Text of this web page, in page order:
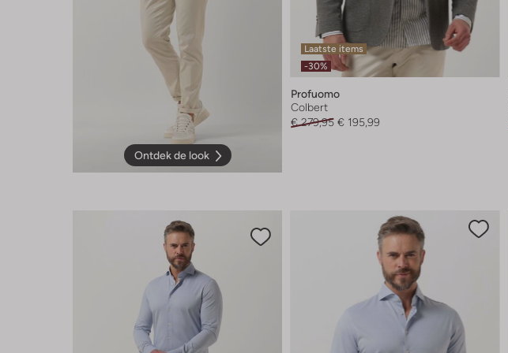
Ontdek de look
Laatste items
-30%
Profuomo
Colbert
€ 279,95 € 195,99